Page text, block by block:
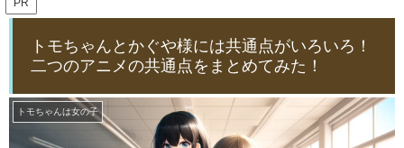
トモちゃんとかぐや様には共通点がいろいろ！
二つのアニメの共通点をまとめてみた！
トモちゃんは女の子